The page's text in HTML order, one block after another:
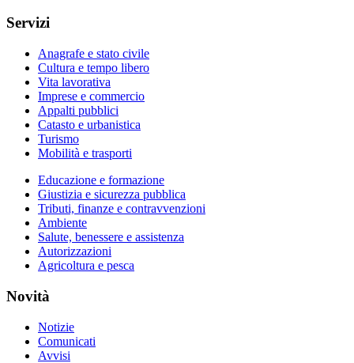
Servizi
Anagrafe e stato civile
Cultura e tempo libero
Vita lavorativa
Imprese e commercio
Appalti pubblici
Catasto e urbanistica
Turismo
Mobilità e trasporti
Educazione e formazione
Giustizia e sicurezza pubblica
Tributi, finanze e contravvenzioni
Ambiente
Salute, benessere e assistenza
Autorizzazioni
Agricoltura e pesca
Novità
Notizie
Comunicati
Avvisi